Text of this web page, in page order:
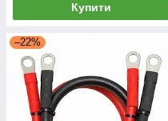
Купити
–22%